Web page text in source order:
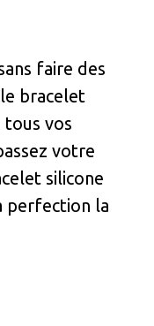
faire des
bracelet
vos
votre
silicone
perfection la